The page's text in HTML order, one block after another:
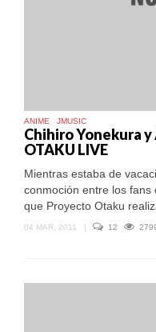
ANIME JMUSIC
Chihiro Yonekura
OTAKU LIVE
Mientras estaba de
conmoción entre los fans
que Proyecto Otaku
04 MAR, 2011 12